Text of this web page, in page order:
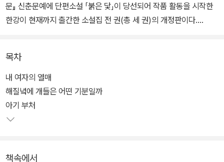
문』 신춘문예에 단편소설 「붉은 닻」이 당선되어 작품 활동을 시작한
한강이 현재까지 출간한 소설집 전 권(총 세 권)의 개정판이다.
(2005), 동리문학상(2010), 만해문학상(2014), 황순원문학상(20
15), 인터내셔널 부커상(2016), 말라파르테 문학상(2017), 김유정
문학상(2018), 산클레멘테 문학상(2019), 대산문학상(2022), 메디
치 외국문학상(2023), 에밀 기메 아시아문학상(2024), 노벨문학상
(2024) 등을 수상한 한강은 단단하고 섬세한 문장을 통해 삶의 근원
한국 최초의 노벨문학상 수상 작가 한강이 지금까지 펴낸 소설집은
목차
내 여자의 열매
해질녘에 개들은 어떤 기분일까
아기 부처
책속에서